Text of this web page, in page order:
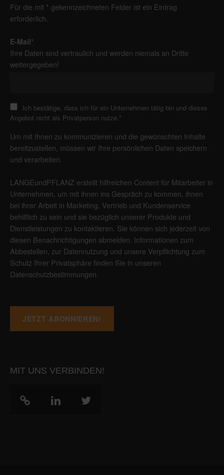
Für die mit * gekennzeichneten Felder ist ein Eintrag
erforderlich.
E-Mail*
Ihre Daten sind vertraulich und werden niemals an Dritte
weitergegeben!
Ich bestätige, dass ich für ein Unternehmen tätig bin und dieses
Angebot nicht als Privatperson nutze. *
Um mit Ihnen zu kommunizieren und die gewünschten Inhalte
bereitzustellen, müssen wir Ihre persönlichen Daten speichern
und verarbeiten.
LANGEundPFLANZ erstellt hilfreichen Content für Mitarbeiter in
Unternehmen, um mit ihnen ins Gespräch zu kommen, ihnen
bei ihrer Arbeit in Marketing, Vertrieb und Kundenservice
behilflich zu sein und sie bezüglich unserer Produkte und
Dienstleistungen zu kontaktieren. Sie können sich jederzeit von
diesen Benachrichtigungen abmelden. Informationen zum
Abbestellen, zur Datennutzung und unsere Verpflichtung zum
Schutz Ihrer Privatsphäre finden Sie in unseren
Datenschutzbestimmungen
MIT UNS VERBINDEN!